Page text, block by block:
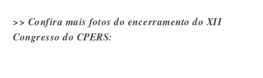
>> Confira mais fotos do encerramento do XII
Congresso do CPERS: